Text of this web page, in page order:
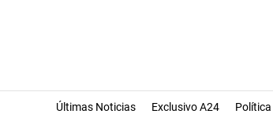
Últimas Noticias Exclusivo A24 Política